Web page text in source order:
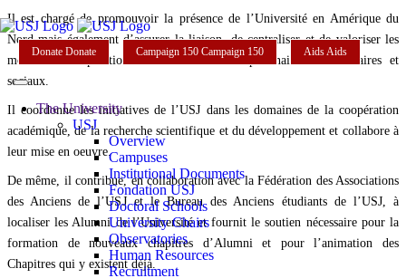
Donate Donate Campaign 150 Campaign 150 AidsAids
The University
USJ
Overview
Campuses
Institutional Documents
Fondation USJ
Doctoral Schools
University Chairs
Observatories
Human Resources
Recruitment
Il est chargé de promouvoir la présence de l’Université en Amérique du
Nord mais également d’assurer la liaison, de centraliser et de valoriser les
modes de coopération entre l’USJ et ses partenaires universitaires et
sociaux.
Il coordonne les initiatives de l’USJ dans les domaines de la coopération
académique, de la recherche scientifique et du développement et collabore à
leur mise en oeuvre.
De même, il contribue, en collaboration avec la Fédération des Associations
des Anciens de l’USJ et le Bureau des Anciens étudiants de l’USJ, à
localiser les Alumni de l’Université et fournit le soutien nécessaire pour la
formation de nouveaux chapitres d’Alumni et pour l’animation des
Chapitres qui y existent déjà.